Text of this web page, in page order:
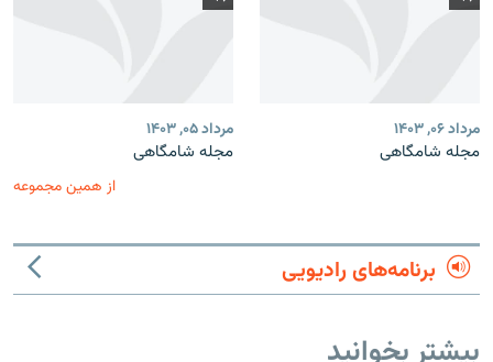
مرداد ۰۶, ۱۴۰۳
مجله شامگاهی
مرداد ۰۵, ۱۴۰۳
مجله شامگاهی
از همین مجموعه
برنامه‌های رادیویی
بیشتر بخوانید